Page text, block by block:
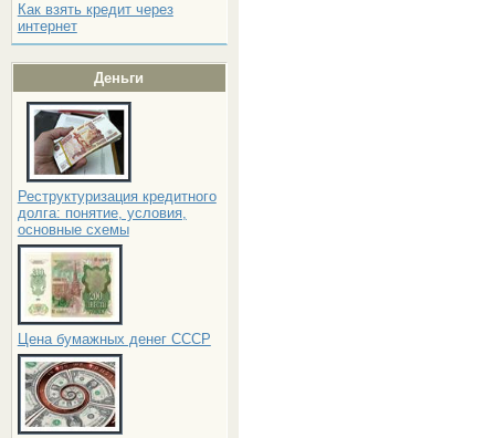
Как взять кредит через
интернет
Деньги
Реструктуризация кредитного
долга: понятие, условия,
основные схемы
Цена бумажных денег СССР